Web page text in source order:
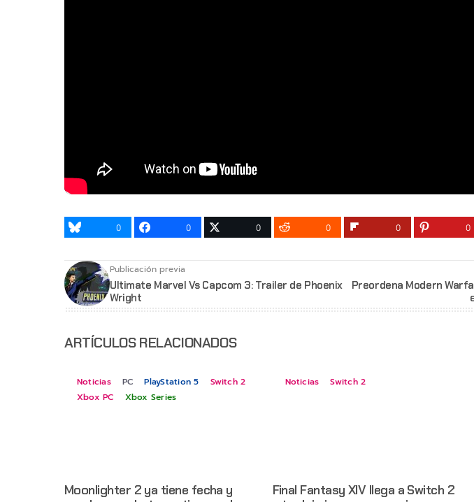
0 0 0 0 0 0
Publicación previa
Ultimate Marvel Vs Capcom 3: Trailer de Phoenix
Wright
Preordena Modern
ARTÍCULOS RELACIONADOS
Noticias PC PlayStation 5
Switch 2
Xbox PC
Xbox Series
Moonlighter 2 ya tiene fecha y
Noticias Switch 2
Final Fantasy XIV llega a Switch 2